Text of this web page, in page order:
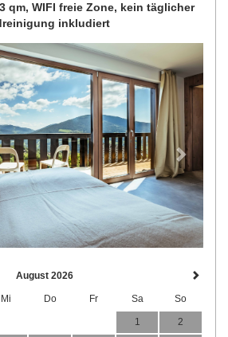
qm, WIFI freie Zone, kein täglicher
inkludiert
Next
August 2026
Mi Do Fr Sa So
1 2